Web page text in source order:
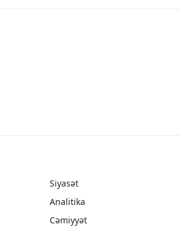
Siyasət
Analitika
Cəmiyyət